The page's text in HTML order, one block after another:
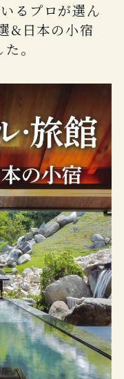
るプロが選ん
&日本の小宿
。